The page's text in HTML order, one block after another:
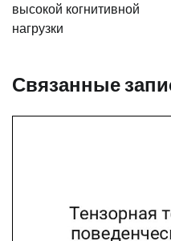
высокой когнитивной
нагрузки
Связанные